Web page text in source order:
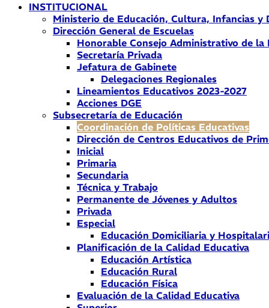
INSTITUCIONAL
Ministerio de Educación, Cultura, Infancias y
Dirección General de Escuelas
Honorable Consejo Administrativo de la
Secretaría Privada
Jefatura de Gabinete
Delegaciones Regionales
Lineamientos Educativos 2023-2027
Acciones DGE
Subsecretaría de Educación
Coordinación de Políticas Educativas
Dirección de Centros Educativos de
Inicial
Primaria
Secundaria
Técnica y Trabajo
Permanente de Jóvenes y Adultos
Privada
Especial
Educación Domiciliaria y
Planificación de la Calidad Educativa
Educación Artística
Educación Rural
Educación Física
Evaluación de la Calidad Educativa